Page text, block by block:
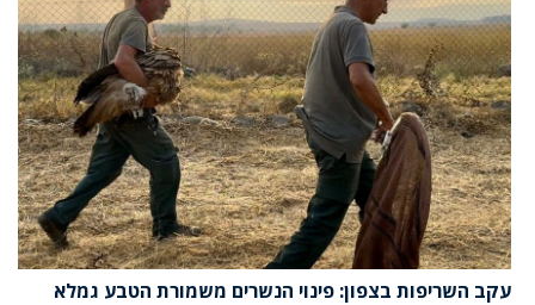
עקב השריפות בצפון: פינוי הנשרים משמורת הטבע גמלא